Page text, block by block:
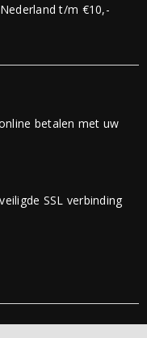
t/m €10,-
betalen met uw
SSL verbinding